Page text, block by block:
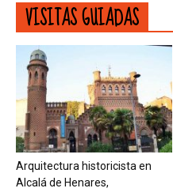
VISITAS GUIADAS
Arquitectura historicista en
Alcalá de Henares,